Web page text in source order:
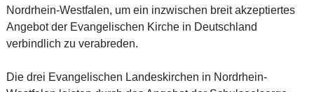
Nordrhein-Westfalen, um ein inzwischen breit akzeptiertes
Angebot der Evangelischen Kirche in Deutschland
verbindlich zu verabreden.
Die drei Evangelischen Landeskirchen in Nordrhein-